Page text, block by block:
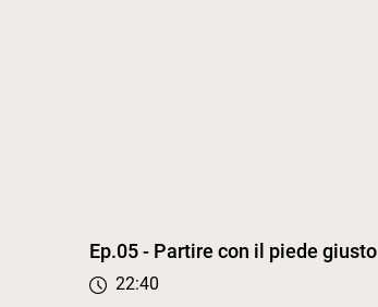
Ep.05 - Partire con il piede giusto
22:40